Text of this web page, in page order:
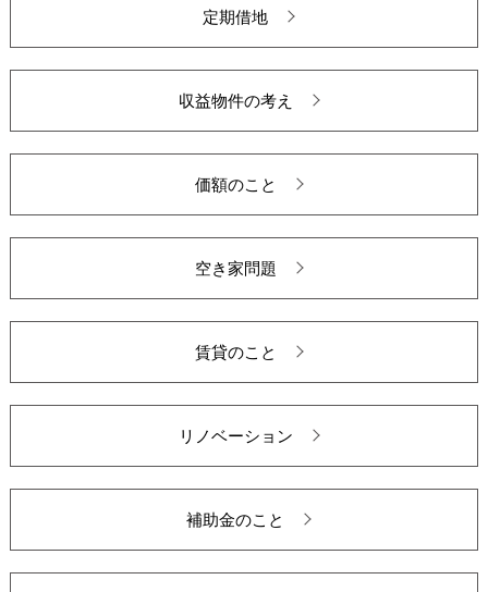
定期借地
収益物件の考え
価額のこと
空き家問題
賃貸のこと
リノベーション
補助金のこと